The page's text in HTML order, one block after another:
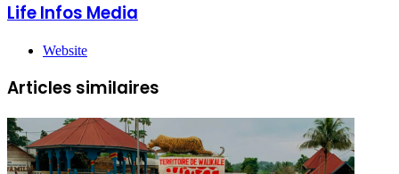
Life Infos Media
Website
Articles similaires